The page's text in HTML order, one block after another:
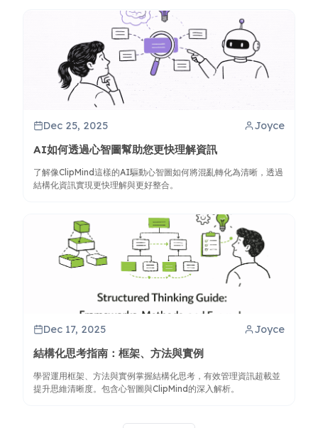
Dec 25, 2025 Joyce
AI如何透過心智圖幫助您更快理解資訊
了解像ClipMind這樣的AI驅動心智圖如何將混亂轉化為清晰，透過
結構化資訊實現更快理解與更好整合。
Dec 17, 2025 Joyce
結構化思考指南：框架、方法與實例
學習運用框架、方法與實例掌握結構化思考，有效管理資訊超載並
提升思維清晰度。包含心智圖與ClipMind的深入解析。